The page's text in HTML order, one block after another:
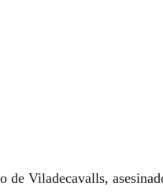
Viladecavalls,